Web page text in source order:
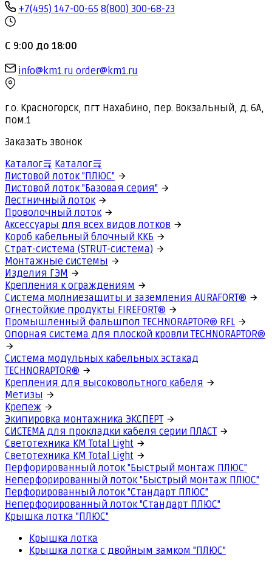
+7(495) 147-00-65 8(800) 300-68-23
С 9:00 до 18:00
info@km1.ru order@km1.ru
г.о. Красногорск, пгт Нахабино, пер. Вокзальный, д. 6А,
пом.1
Заказать звонок
Каталог
Каталог
Листовой лоток "ПЛЮС"
Листовой лоток "Базовая серия"
Лестничный лоток
Проволочный лоток
Аксессуары для всех видов лотков
Короб кабельный блочный ККБ
Страт-система (STRUT-система)
Монтажные системы
Изделия ГЭМ
Крепления к ограждениям
Система молниезащиты и заземления AURAFORT®
Огнестойкие продукты FIREFORT®
Промышленный фальшпол TECHNORAPTOR® RFL
Опорная система для плоской кровли TECHNORAPTOR®
Система модульных кабельных эстакад
TECHNORAPTOR®
Крепления для высоковольтного кабеля
Метизы
Крепеж
Экипировка монтажника ЭКСПЕРТ
СИСТЕМА для прокладки кабеля серии ПЛАСТ
Светотехника КМ Total Light
Светотехника КМ Total Light
Перфорированный лоток "Быстрый монтаж ПЛЮС"
Неперфорированный лоток "Быстрый монтаж ПЛЮС"
Перфорированный лоток "Стандарт ПЛЮС"
Неперфорированный лоток "Стандарт ПЛЮС"
Крышка лотка "ПЛЮС"
Крышка лотка
Крышка лотка с двойным замком "ПЛЮС"